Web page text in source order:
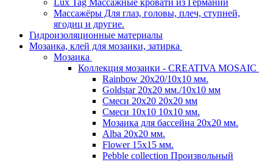
Массажёры Для глаз, головы, плеч, ступней,
ягодиц и другие.
Гидроизоляционные материалы
Мозаика, клей для мозаики, затирка
Мозаика
Коллекция мозаики - CREATIVA MOSAIC
Rainbow 20x20/10х10 мм.
Goldstar 20х20 мм./10х10 мм
Смеси 20х20 20х20 мм
Смеси 10х10 10x10 мм.
Мозаика для бассейна 20x20 мм.
Alba 20x20 мм.
Flower 15x15 мм.
Pebble collection Произвольный